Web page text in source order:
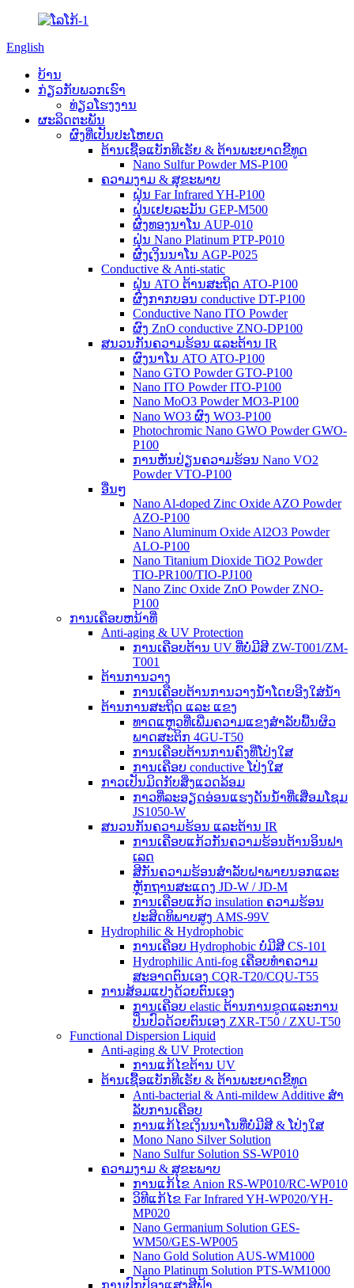
English
ບ້ານ
ກ່ຽວ​ກັບ​ພວກ​ເຮົາ
ທ່ຽວໂຮງງານ
ຜະລິດຕະພັນ
ຜົງທີ່ເປັນປະໂຫຍດ
ຕ້ານເຊື້ອແບັກທີເຣັຍ & ຕ້ານພະຍາດຂີ້ທູດ
Nano Sulfur Powder MS-P100
ຄວາມງາມ & ສຸຂະພາບ
ຝຸ່ນ Far Infrared YH-P100
ຝຸ່ນເຢຍລະມັນ GEP-M500
ຜົງທອງນາໂນ AUP-010
ຝຸ່ນ Nano Platinum PTP-P010
ຜົງເງິນນາໂນ AGP-P025
Conductive & Anti-static
ຝຸ່ນ ATO ຕ້ານສະຖິດ ATO-P100
ຜົງກາກບອນ conductive DT-P100
Conductive Nano ITO Powder
ຜົງ ZnO conductive ZNO-DP100
ສນວນກັນຄວາມຮ້ອນ ແລະຕ້ານ IR
ຜົງນາໂນ ATO ATO-P100
Nano GTO Powder GTO-P100
Nano ITO Powder ITO-P100
Nano MoO3 Powder MO3-P100
Nano WO3 ຜົງ WO3-P100
Photochromic Nano GWO Powder GWO-
P100
ການຫັນປ່ຽນຄວາມຮ້ອນ Nano VO2
Powder VTO-P100
ອື່ນໆ
Nano Al-doped Zinc Oxide AZO Powder
AZO-P100
Nano Aluminum Oxide Al2O3 Powder
ALO-P100
Nano Titanium Dioxide TiO2 Powder
TIO-PR100/TIO-PJ100
Nano Zinc Oxide ZnO Powder ZNO-
P100
ການເຄືອບຫນ້າທີ່
Anti-aging & UV Protection
ການເຄືອບຕ້ານ UV ທີ່ບໍ່ມີສີ ZW-T001/ZM-
T001
ຕ້ານການວາງ
ການເຄືອບຕ້ານການວາງນ້ໍາໂດຍອີງໃສ່ນ້ໍາ
ຕ້ານການສະຖິດ ແລະ ແຂງ
ທາດແຫຼວທີ່ເພີ່ມຄວາມແຂງສຳລັບພື້ນຜິວ
ພາດສະຕິກ 4GU-T50
ການເຄືອບຕ້ານການຄົງທີ່ໂປ່ງໃສ
ການເຄືອບ conductive ໂປ່ງໃສ
ກາວເປັນມິດກັບສິ່ງແວດລ້ອມ
ກາວທີ່ລະອຽດອ່ອນແຮງດັນນ້ຳທີ່ເສື່ອມໂຊມ
JS1050-W
ສນວນກັນຄວາມຮ້ອນ ແລະຕ້ານ IR
ການເຄືອບແກ້ວກັນຄວາມຮ້ອນຕ້ານອິນຟາ
ເລດ
ສີກັນຄວາມຮ້ອນສໍາລັບຝາພາຍນອກແລະ
ຫຼັກຖານສະແດງ JD-W / JD-M
ການເຄືອບແກ້ວ insulation ຄວາມຮ້ອນ
ປະສິດທິພາບສູງ AMS-99V
Hydrophilic & Hydrophobic
ການເຄືອບ Hydrophobic ບໍ່ມີສີ CS-101
Hydrophilic Anti-fog ເຄືອບທໍາຄວາມ
ສະອາດຕົນເອງ CQR-T20/CQU-T55
ການສ້ອມແປງດ້ວຍຕົນເອງ
ການເຄືອບ elastic ຕ້ານການຂູດແລະການ
ປິ່ນປົວດ້ວຍຕົນເອງ ZXR-T50 / ZXU-T50
Functional Dispersion Liquid
Anti-aging & UV Protection
ການແກ້ໄຂຕ້ານ UV
ຕ້ານເຊື້ອແບັກທີເຣັຍ & ຕ້ານພະຍາດຂີ້ທູດ
Anti-bacterial & Anti-mildew Additive ສໍາ
ລັບການເຄືອບ
ການແກ້ໄຂເງິນນາໂນທີ່ບໍ່ມີສີ & ໂປ່ງໃສ
Mono Nano Silver Solution
Nano Sulfur Solution SS-WP010
ຄວາມງາມ & ສຸຂະພາບ
ການແກ້ໄຂ Anion RS-WP010/RC-WP010
ວິທີແກ້ໄຂ Far Infrared YH-WP020/YH-
MP020
Nano Germanium Solution GES-
WM50/GES-WP005
Nano Gold Solution AUS-WM1000
Nano Platinum Solution PTS-WM1000
ການປົກປ້ອງແສງສີຟ້າ